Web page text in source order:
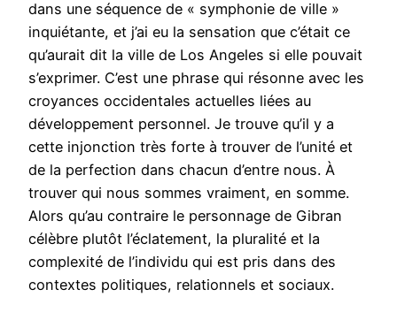
dans une séquence de « symphonie de ville »
inquiétante, et j’ai eu la sensation que c’était ce
qu’aurait dit la ville de Los Angeles si elle pouvait
s’exprimer. C’est une phrase qui résonne avec les
croyances occidentales actuelles liées au
développement personnel. Je trouve qu’il y a
cette injonction très forte à trouver de l’unité et
de la perfection dans chacun d’entre nous. À
trouver qui nous sommes vraiment, en somme.
Alors qu’au contraire le personnage de Gibran
célèbre plutôt l’éclatement, la pluralité et la
complexité de l’individu qui est pris dans des
contextes politiques, relationnels et sociaux.